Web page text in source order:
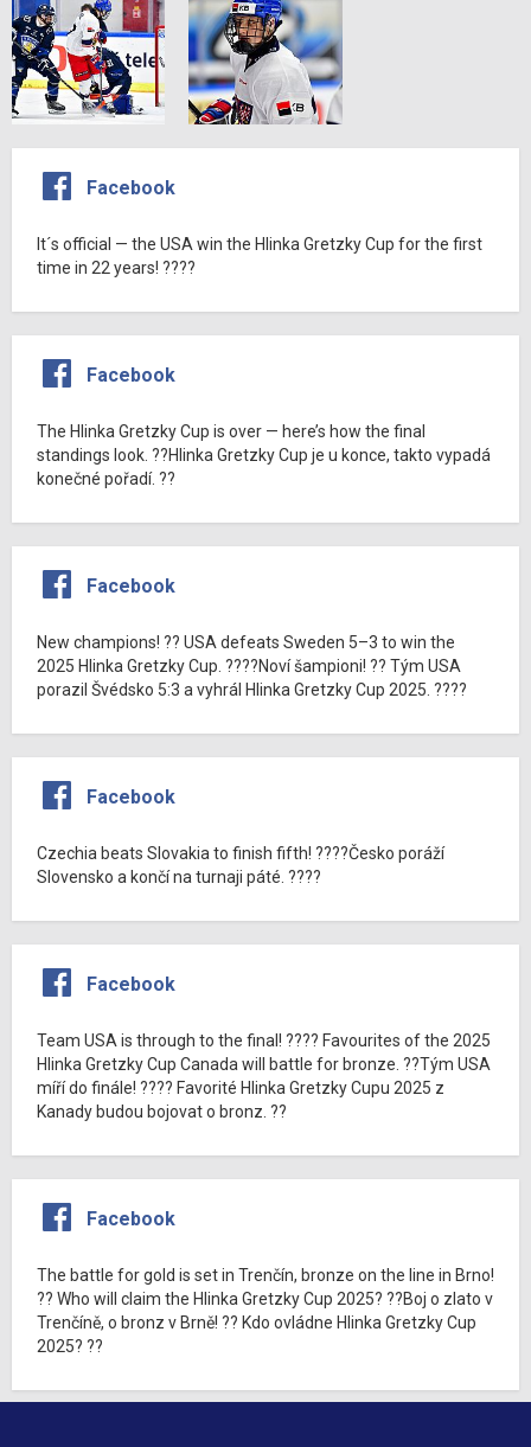
Facebook
It´s official — the USA win the Hlinka Gretzky Cup for the first
time in 22 years! ????
Facebook
The Hlinka Gretzky Cup is over — here’s how the final
standings look. ??Hlinka Gretzky Cup je u konce, takto vypadá
konečné pořadí. ??
Facebook
New champions! ?? USA defeats Sweden 5–3 to win the
2025 Hlinka Gretzky Cup. ????Noví šampioni! ?? Tým USA
porazil Švédsko 5:3 a vyhrál Hlinka Gretzky Cup 2025. ????
Facebook
Czechia beats Slovakia to finish fifth! ????Česko poráží
Slovensko a končí na turnaji páté. ????
Facebook
Team USA is through to the final! ???? Favourites of the 2025
Hlinka Gretzky Cup Canada will battle for bronze. ??Tým USA
míří do finále! ???? Favorité Hlinka Gretzky Cupu 2025 z
Kanady budou bojovat o bronz. ??
Facebook
The battle for gold is set in Trenčín, bronze on the line in Brno!
?? Who will claim the Hlinka Gretzky Cup 2025? ??Boj o zlato v
Trenčíně, o bronz v Brně! ?? Kdo ovládne Hlinka Gretzky Cup
2025? ??